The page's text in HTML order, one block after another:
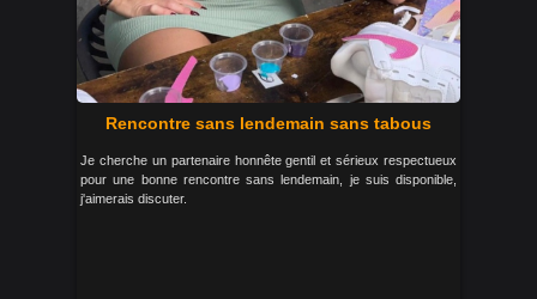
Rencontre sans lendemain sans tabous
Je cherche un partenaire honnête gentil et sérieux respectueux
pour une bonne rencontre sans lendemain, je suis disponible,
j'aimerais discuter.